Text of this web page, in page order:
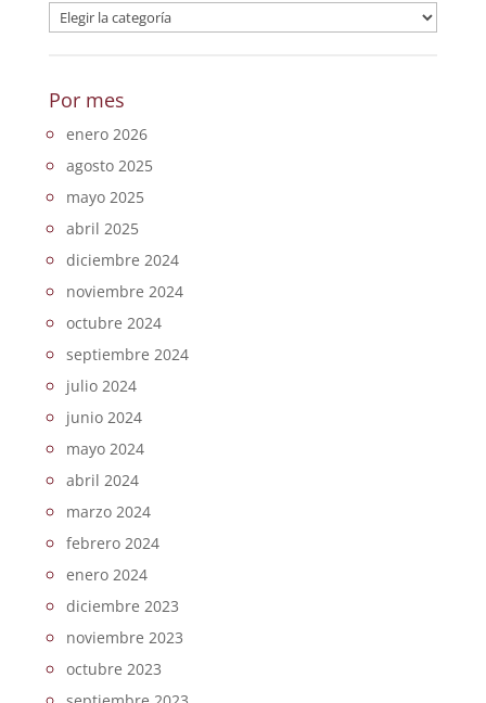
Categorías
Por mes
enero 2026
agosto 2025
mayo 2025
abril 2025
diciembre 2024
noviembre 2024
octubre 2024
septiembre 2024
julio 2024
junio 2024
mayo 2024
abril 2024
marzo 2024
febrero 2024
enero 2024
diciembre 2023
noviembre 2023
octubre 2023